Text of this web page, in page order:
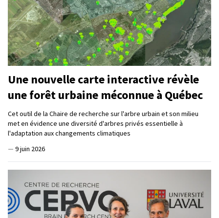
Une nouvelle carte interactive révèle
une forêt urbaine méconnue à Québec
Cet outil de la Chaire de recherche sur l'arbre urbain et son milieu
met en évidence une diversité d'arbres privés essentielle à
l'adaptation aux changements climatiques
— 9 juin 2026